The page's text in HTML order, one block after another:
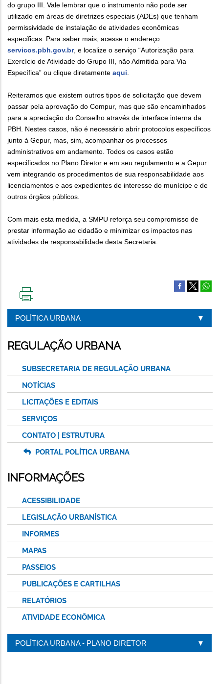
do grupo III. Vale lembrar que o instrumento não pode ser
utilizado em áreas de diretrizes especiais (ADEs) que tenham
permissividade de instalação de atividades econômicas
específicas. Para saber mais, acesse o endereço
servicos.pbh.gov.br, e localize o serviço “Autorização para
Exercício de Atividade do Grupo III, não Admitida para Via
Específica” ou clique diretamente aqui
Reiteramos que existem outros tipos de solicitação que devem
passar pela aprovação do Compur, mas que são encaminhados
para a apreciação do Conselho através de interface interna da
PBH. Nestes casos, não é necessário abrir protocolos específicos
junto à Gepur, mas, sim, acompanhar os processos
administrativos em andamento. Todos os casos estão
especificados no Plano Diretor e em seu regulamento e a Gepur
vem integrando os procedimentos de sua responsabilidade aos
licenciamentos e aos expedientes de interesse do munícipe e de
outros órgãos públicos.
Com mais esta medida, a SMPU reforça seu compromisso de
prestar informação ao cidadão e minimizar os impactos nas
atividades de responsabilidade desta Secretaria.
ESTA
PÁGINA
POLÍTICA URBANA
REGULAÇÃO URBANA
SUBSECRETARIA DE REGULAÇÃO URBANA
NOTÍCIAS
LICITAÇÕES E EDITAIS
SERVIÇOS
CONTATO | ESTRUTURA
PORTAL POLÍTICA URBANA
INFORMAÇÕES
ACESSIBILIDADE
LEGISLAÇÃO URBANÍSTICA
INFORMES
MAPAS
PASSEIOS
PUBLICAÇÕES E CARTILHAS
RELATÓRIOS
ATIVIDADE ECONÔMICA
POLÍTICA URBANA - PLANO DIRETOR